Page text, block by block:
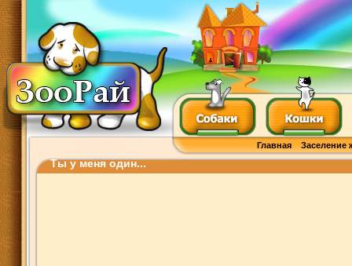
Главная Заселение
Ты у меня один...